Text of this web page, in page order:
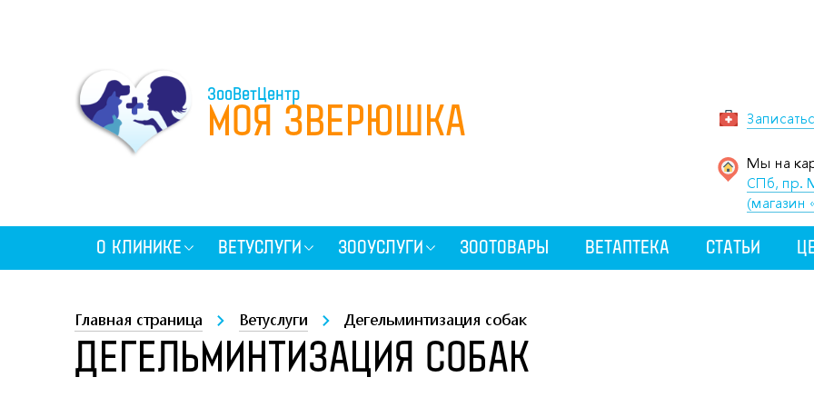
ЗооВетЦентр
МОЯ ЗВЕРЮШКА
Мы на
СПб, пр.
(магазин
О КЛИНИКЕ ВЕТУСЛУГИ ЗООУСЛУГИ ЗООТОВАРЫ ВЕТАПТЕКА СТАТЬИ
Главная страница Ветуслуги Дегельминтизация собак
ДЕГЕЛЬМИНТИЗАЦИЯ СОБАК